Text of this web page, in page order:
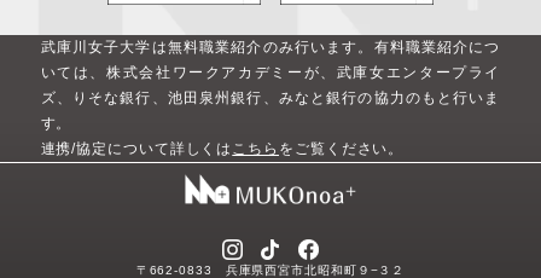
武庫川女子大学は無料職業紹介のみ行います。 有料職業紹介につ
いては、株式会社ワークアカデミーが、武庫女エンタープライ
ズ、りそな銀行、池田泉州銀行、みなと銀行の協力のもと行いま
す。
連携/協定について詳しくは こちら をご覧ください。
〒662-0833 兵庫県西宮市北昭和町９−３２